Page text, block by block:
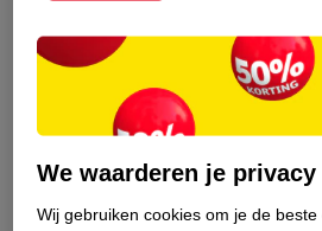
én vrouwen.
Houtachtige geuren zijn
Bruno Banani
Toiletteen Thierry Mugler Alien Eau de
We waarderen je privacy
Wij gebruiken cookies om je de